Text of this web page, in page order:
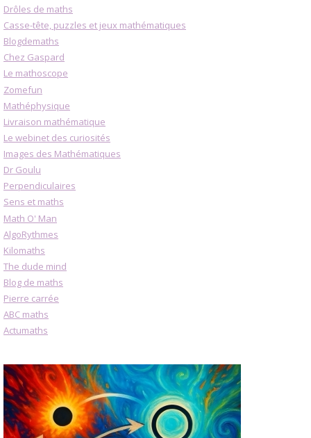
Drôles de maths
Casse-tête, puzzles et jeux mathématiques
Blogdemaths
Chez Gaspard
Le mathoscope
Zomefun
Mathéphysique
Livraison mathématique
Le webinet des curiosités
Images des Mathématiques
Dr Goulu
Perpendiculaires
Sens et maths
Math O' Man
AlgoRythmes
Kilomaths
The dude mind
Blog de maths
Pierre carrée
ABC maths
Actumaths